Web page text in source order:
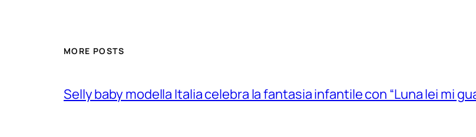
MORE POSTS
Selly baby modella Italia celebra la fantasia infantile con “Luna lei mi